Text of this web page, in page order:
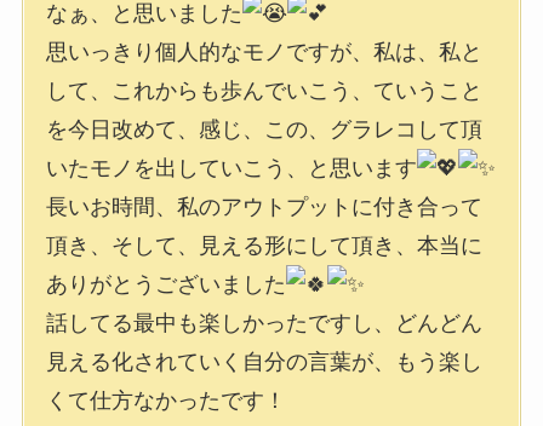
なぁ、と思いました
思いっきり個人的なモノですが、私は、私と
して、これからも歩んでいこう、ていうこと
を今日改めて、感じ、この、グラレコして頂
いたモノを出していこう、と思います
長いお時間、私のアウトプットに付き合って
頂き、そして、見える形にして頂き、本当に
ありがとうございました
話してる最中も楽しかったですし、どんどん
見える化されていく自分の言葉が、もう楽し
くて仕方なかったです！